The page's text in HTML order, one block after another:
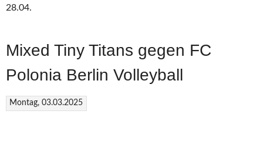
28.04.
Mixed Tiny Titans gegen FC
Polonia Berlin Volleyball
Montag, 03.03.2025